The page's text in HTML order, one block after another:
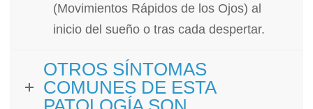
(Movimientos Rápidos de los Ojos) al
inicio del sueño o tras cada despertar.
OTROS SÍNTOMAS
COMUNES DE ESTA